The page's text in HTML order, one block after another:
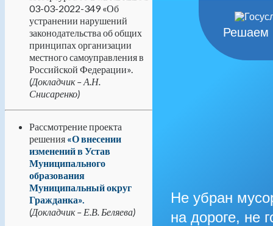
Решаем
Не убран
на дороге, не
03-03-2022-349 «Об
устранении нарушений
законодательства об общих
принципах организации
местного самоуправления в
Российской Федерации».
(Докладчик – А.Н.
Снисаренко)
Рассмотрение проекта
решения «О внесении
изменений в Устав
Муниципального
образования
Муниципальный округ
Гражданка».
(Докладчик – Е.В. Беляева)